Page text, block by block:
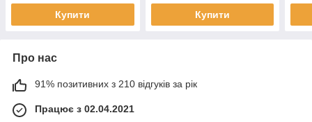
Купити Купити
Про нас
91% позитивних з 210 відгуків за рік
Працює з 02.04.2021